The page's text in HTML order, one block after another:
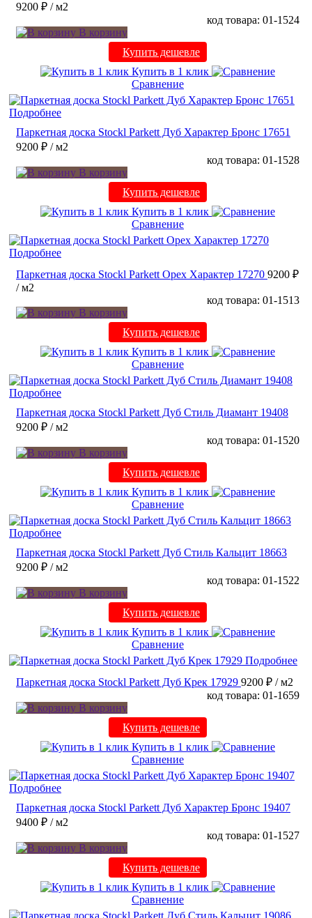
9200 ₽ / м2
код товара: 01-1524
В корзину
Купить дешевле
Купить в 1 клик
Сравнение
Подробнее
Паркетная доска Stockl Parkett Дуб Характер Бронс 17651
9200 ₽ / м2
код товара: 01-1528
В корзину
Купить дешевле
Купить в 1 клик
Сравнение
Подробнее
Паркетная доска Stockl Parkett Орех Характер 17270 9200 ₽
/ м2
код товара: 01-1513
В корзину
Купить дешевле
Купить в 1 клик
Сравнение
Подробнее
Паркетная доска Stockl Parkett Дуб Стиль Диамант 19408
9200 ₽ / м2
код товара: 01-1520
В корзину
Купить дешевле
Купить в 1 клик
Сравнение
Подробнее
Паркетная доска Stockl Parkett Дуб Стиль Кальцит 18663
9200 ₽ / м2
код товара: 01-1522
В корзину
Купить дешевле
Купить в 1 клик
Сравнение
Подробнее
Паркетная доска Stockl Parkett Дуб Крек 17929 9200 ₽ / м2
код товара: 01-1659
В корзину
Купить дешевле
Купить в 1 клик
Сравнение
Подробнее
Паркетная доска Stockl Parkett Дуб Характер Бронс 19407
9400 ₽ / м2
код товара: 01-1527
В корзину
Купить дешевле
Купить в 1 клик
Сравнение